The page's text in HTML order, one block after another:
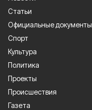
Статьи
Официальные документы
Спорт
Культура
Политика
Проекты
Происшествия
Газета